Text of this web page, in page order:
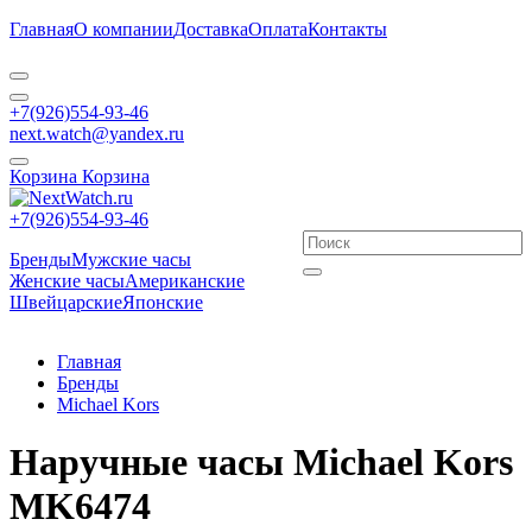
ГлавнаяО компанииДоставкаОплатаКонтакты
+7(926)554-93-46
next.watch@yandex.ru
Корзина Корзина
+7(926)554-93-46
БрендыМужские часы
Женские часыАмериканские
ШвейцарскиеЯпонские
Главная
Бренды
Michael Kors
Наручные часы Michael Kors
MK6474